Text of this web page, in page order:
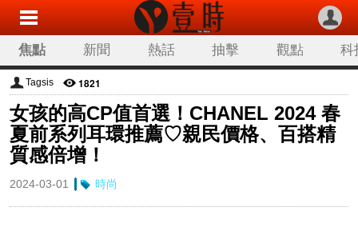
焦點 新聞 熱話 抽擊 觀點 科
Tagsis 1821
女孩的高CP值首選！CHANEL 2024 春
夏前系列耳環推薦♡親民價格、百搭精
質感倍增！
2024-03-01 時尚